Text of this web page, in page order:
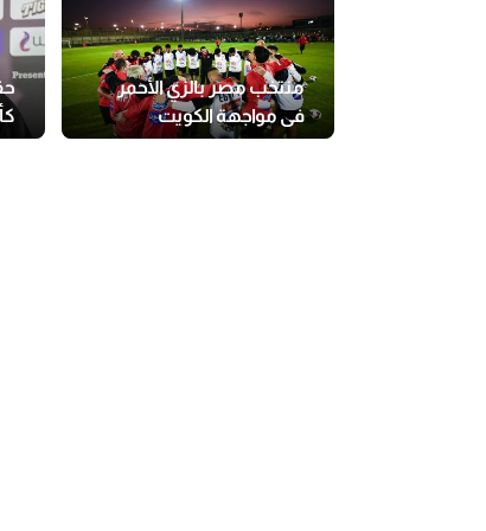
منتخب مصر بالزي الأحمر
في مواجهة الكويت